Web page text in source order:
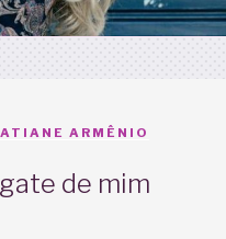
ARMÊNIO
de mim